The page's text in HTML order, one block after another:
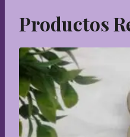
Productos